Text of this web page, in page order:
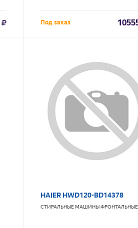
Под заказ
HAIER HWD120-BD14378
СТИРАЛЬНЫЕ МАШИНЫ ФРОНТАЛЬНЫЕ